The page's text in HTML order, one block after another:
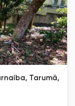
Tarumã,